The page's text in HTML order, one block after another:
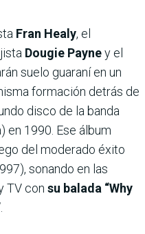
Fran Healy, el
Dougie Payney el
suelo guaraní en un
formación detrás de
disco de la banda
en 1990. Ese álbum
del moderado éxito
sonando en las
TV con su balada “Why